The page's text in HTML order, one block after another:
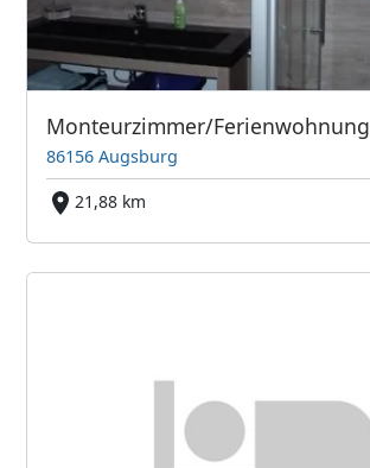
Monteurzimmer/Ferienwohnung
86156 Augsburg
21,88 km